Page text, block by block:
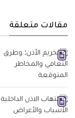
مقالات متعلقة